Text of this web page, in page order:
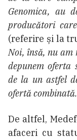
Genomica, au
producători
(referire și la
Noi, însă, nu
depunem oferta
de la un astfel
ofertă combinată.
De altfel,
afaceri cu